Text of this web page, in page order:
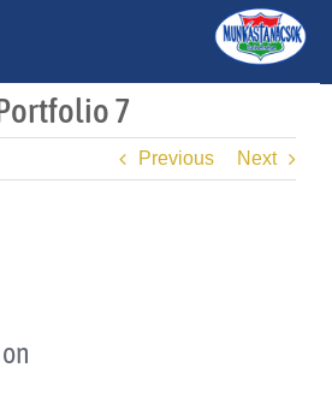
7
Previous Next